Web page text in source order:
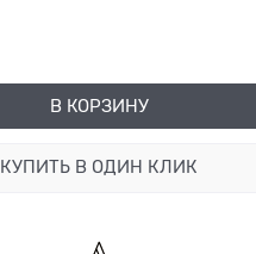
В КОРЗИНУ
КУПИТЬ В ОДИН КЛИК